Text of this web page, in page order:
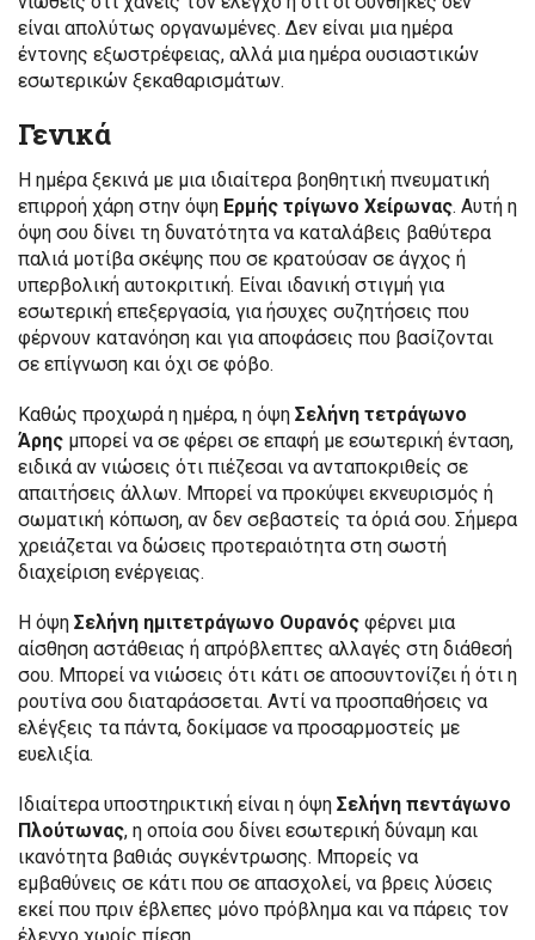
είναι απολύτως οργανωμένες. Δεν είναι μια ημέρα
έντονης εξωστρέφειας, αλλά μια ημέρα ουσιαστικών
εσωτερικών ξεκαθαρισμάτων.
Γενικά
Η ημέρα ξεκινά με μια ιδιαίτερα βοηθητική πνευματική
επιρροή χάρη στην όψη Ερμής τρίγωνο Χείρωνας. Αυτή η
όψη σου δίνει τη δυνατότητα να καταλάβεις βαθύτερα
παλιά μοτίβα σκέψης που σε κρατούσαν σε άγχος ή
υπερβολική αυτοκριτική. Είναι ιδανική στιγμή για
εσωτερική επεξεργασία, για ήσυχες συζητήσεις που
φέρνουν κατανόηση και για αποφάσεις που βασίζονται
σε επίγνωση και όχι σε φόβο.
Καθώς προχωρά η ημέρα, η όψη Σελήνη τετράγωνο
Άρης μπορεί να σε φέρει σε επαφή με εσωτερική ένταση,
ειδικά αν νιώσεις ότι πιέζεσαι να ανταποκριθείς σε
απαιτήσεις άλλων. Μπορεί να προκύψει εκνευρισμός ή
σωματική κόπωση, αν δεν σεβαστείς τα όριά σου. Σήμερα
χρειάζεται να δώσεις προτεραιότητα στη σωστή
διαχείριση ενέργειας.
Η όψη Σελήνη ημιτετράγωνο Ουρανός φέρνει μια
αίσθηση αστάθειας ή απρόβλεπτες αλλαγές στη διάθεσή
σου. Μπορεί να νιώσεις ότι κάτι σε αποσυντονίζει ή ότι η
ρουτίνα σου διαταράσσεται. Αντί να προσπαθήσεις να
ελέγξεις τα πάντα, δοκίμασε να προσαρμοστείς με
ευελιξία.
Ιδιαίτερα υποστηρικτική είναι η όψη Σελήνη πεντάγωνο
Πλούτωνας, η οποία σου δίνει εσωτερική δύναμη και
ικανότητα βαθιάς συγκέντρωσης. Μπορείς να
εμβαθύνεις σε κάτι που σε απασχολεί, να βρεις λύσεις
εκεί που πριν έβλεπες μόνο πρόβλημα και να πάρεις τον